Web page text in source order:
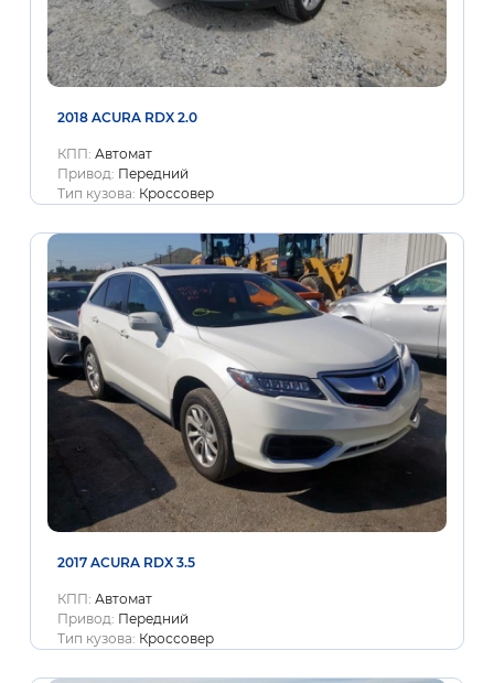
2018 ACURA RDX 2.0
КПП: Автомат
Привод: Передний
Тип кузова: Кроссовер
2017 ACURA RDX 3.5
КПП: Автомат
Привод: Передний
Тип кузова: Кроссовер